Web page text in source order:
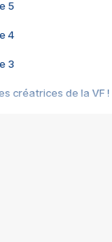
5
4
3
créatrices de la VF !